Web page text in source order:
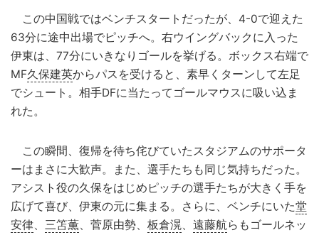
この中国戦ではベンチスタートだったが、4-0で迎えた
63分に途中出場でピッチへ。右ウイングバックに入った
伊東は、77分にいきなりゴールを挙げる。ボックス右端で
MF久保建英からパスを受けると、素早くターンして左足
でシュート。相手DFに当たってゴールマウスに吸い込ま
れた。
この瞬間、復帰を待ち侘びていたスタジアムのサポータ
ーはまさに大歓声。また、選手たちも同じ気持ちだった。
アシスト役の久保をはじめピッチの選手たちが大きく手を
広げて喜び、伊東の元に集まる。さらに、ベンチにいた堂
安律、 三笘薫、菅原由勢、 板倉滉、 遠藤航らもゴールネッ